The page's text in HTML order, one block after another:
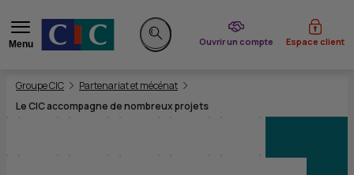
Menu
Rechercher sur le site
Ouvrir un compte
du CIC Espace client
Vous êtes ici:
Groupe CIC
Partenariat et mécénat
Le CIC accompagne de nombreux projets